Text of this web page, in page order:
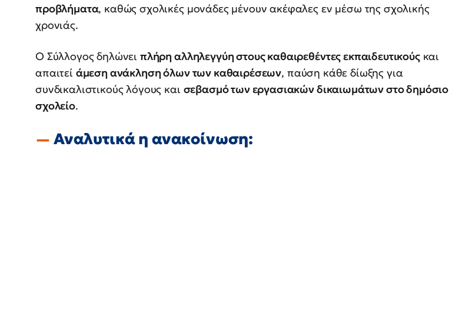
προβλήματα, καθώς σχολικές μονάδες μένουν ακέφαλες εν μέσω της σχολικής
χρονιάς.
Ο Σύλλογος δηλώνει πλήρη αλληλεγγύη στους καθαιρεθέντες εκπαιδευτικούςκαι
απαιτεί άμεση ανάκληση όλων των καθαιρέσεων, παύση κάθε δίωξης για
συνδικαλιστικούς λόγους και σεβασμό των εργασιακών δικαιωμάτων στο δημόσιο
σχολείο.
Αναλυτικά η ανακοίνωση: